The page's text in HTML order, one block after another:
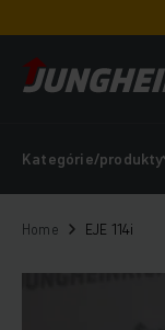
Kategórie/produkty
Home EJE 114i